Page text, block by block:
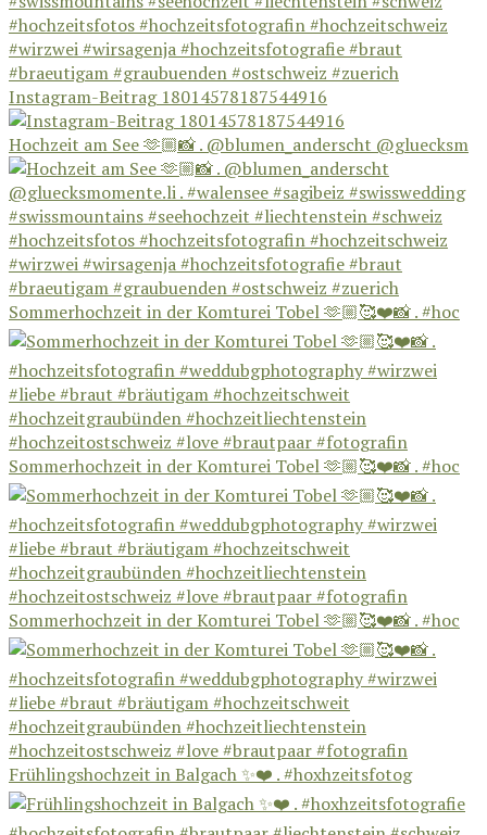
Instagram-Beitrag 18014578187544916
Hochzeit am See 🫶🏼📸 . @blumen_anderscht @gluecksm
Sommerhochzeit in der Komturei Tobel 🫶🏼🥰❤️📸 . #hoc
Sommerhochzeit in der Komturei Tobel 🫶🏼🥰❤️📸 . #hoc
Sommerhochzeit in der Komturei Tobel 🫶🏼🥰❤️📸 . #hoc
Frühlingshochzeit in Balgach ✨❤️ . #hoxhzeitsfotog